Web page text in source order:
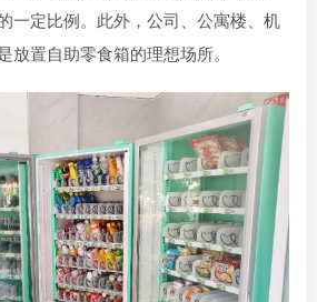
一定比例。此外，公司、公寓楼、机
放置自助零食箱的理想场所。